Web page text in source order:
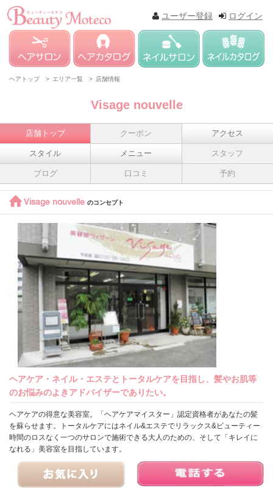
ログイン
ユーザー登録
ヘアトップ > エリア一覧 > 店舗情報
Visage nouvelle
店舗トップ クーポン アクセス
スタイル メニュー スタッフ
ブログ 口コミ 予約
Visage nouvelle のコンセプト
ヘアケア・ネイル・エステとトータルケアを目指し、髪やお肌等
のお悩みのよきアドバイザーでありたい。
ヘアケアの得意な美容室。「ヘアケアマイスター」認定資格者があなたの髪
を蘇らせます。トータルケアにはネイル&エステでリラックス&ビューティー
時間のロスなく一つのサロンで施術できる大人のための、そして「キレイに
なれる」美容室を目指しています。